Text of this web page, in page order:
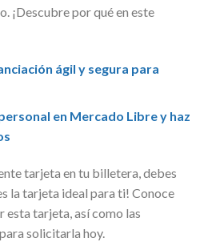
¡Descubre por qué en este
ágil y segura para
en Mercado Libre y haz
tarjeta en tu billetera, debes
la tarjeta ideal para ti! Conoce
tarjeta, así como las
solicitarla hoy.